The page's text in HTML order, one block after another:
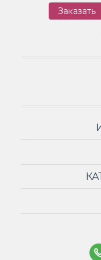
Заказать